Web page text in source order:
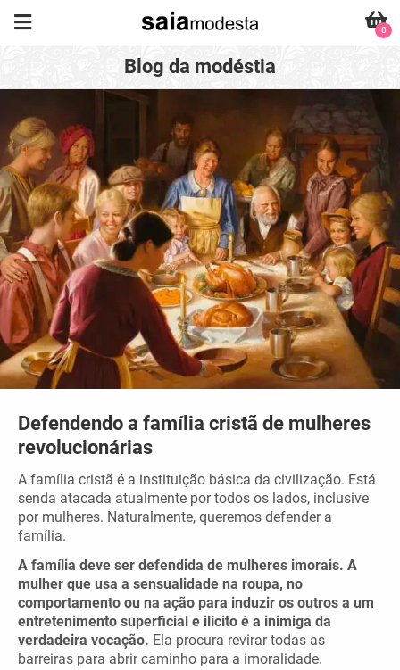
0
Blog da modéstia
Defendendo a família cristã de mulheres
revolucionárias
A família cristã é a instituição básica da civilização. Está
senda atacada atualmente por todos os lados, inclusive
por mulheres. Naturalmente, queremos defender a
família.
A família deve ser defendida de mulheres imorais. A
mulher que usa a sensualidade na roupa, no
comportamento ou na ação para induzir os outros a um
entretenimento superficial e ilícito é a inimiga da
verdadeira vocação. Ela procura revirar todas as
barreiras para abrir caminho para a imoralidade.